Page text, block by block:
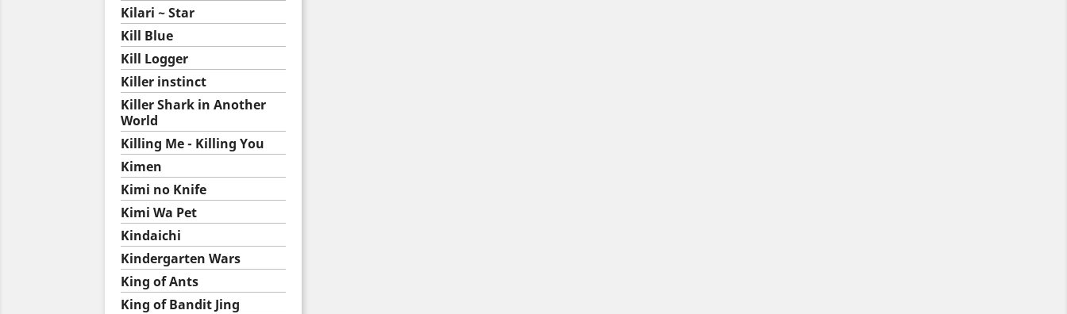
Kilari ~ Star
Kill Blue
Kill Logger
Killer instinct
Killer Shark in Another
World
Killing Me - Killing You
Kimen
Kimi no Knife
Kimi Wa Pet
Kindaichi
Kindergarten Wars
King of Ants
King of Bandit Jing